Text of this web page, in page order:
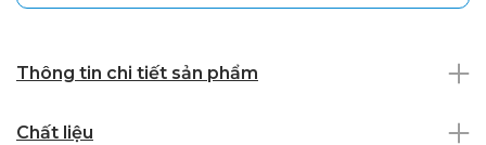
Thông tin chi tiết sản phẩm
Chất liệu